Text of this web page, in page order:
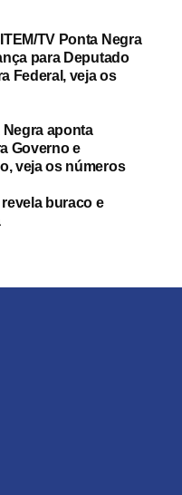
TV Ponta Negra
para Deputado
Federal, veja os
Negra aponta
Governo e
veja os números
buraco e